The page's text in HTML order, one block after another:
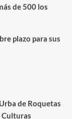
de 500 los
plazo para sus
de Roquetas
Culturas